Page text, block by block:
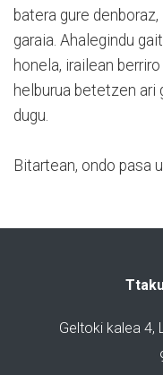
batera gure
garaia. Ahalegindu
honela, irailean
helburua betetzen ari
dugu.
Bitartean, ondo pasa
Geltoki kalea 4,